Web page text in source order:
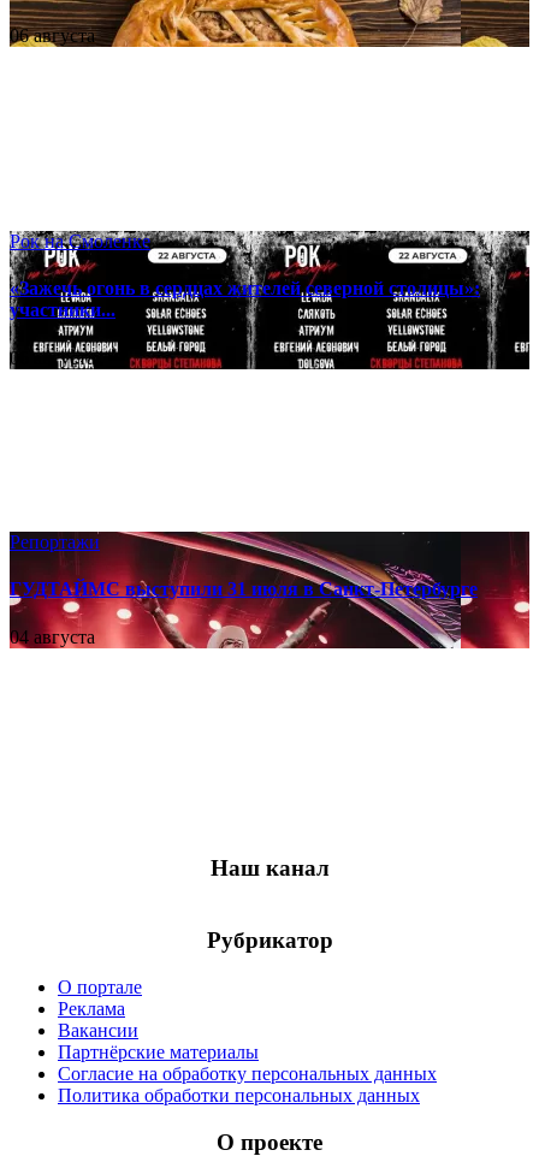
06 августа
Рок на Смоленке
«Зажечь огонь в сердцах жителей северной столицы»:
участники...
06 августа
Репортажи
ГУДТАЙМС выступили 31 июля в Санкт-Петербурге
04 августа
Наш канал
Рубрикатор
О портале
Реклама
Вакансии
Партнёрские материалы
Согласие на обработку персональных данных
Политика обработки персональных данных
О проекте